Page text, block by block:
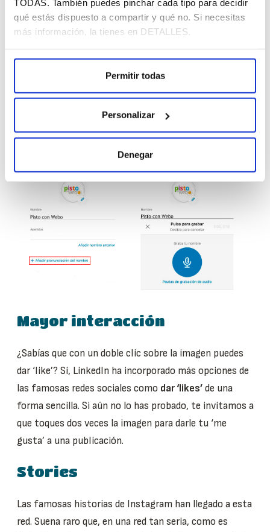
TODAS. También puedes pinchar cada tipo para decidir
qué estás dispuesto a compartir y qué no. Si necesitas
más información, la tienes en DETALLES.
Permitir todas
Personalizar
Denegar
¿Cuántas veces has dudado sobre la pronunciación de
un nombre? Imagínate en una red social mundial la
Desde ya, LinkedIn te permitegrabar un pequeño
audio pronunciando tu nombrepara que no haya más
dudas. Dicen desde la compañía que es una forma de
causar una buena impresión y de crear un lugar de
trabajo inclusivo.
Mayor interacción
¿Sabías que con un doble clic sobre la imagen puedes
dar ‘like’? Sí, LinkedIn ha incorporado más opciones de
las famosas redes sociales como dar ‘likes’de una
forma sencilla. Si aún no lo has probado, te invitamos a
que toques dos veces la imagen para darle tu ‘me
gusta’ a una publicación.
Stories
Las famosas historias de Instagram han llegado a esta
red. Suena raro que, en una red tan seria, como es